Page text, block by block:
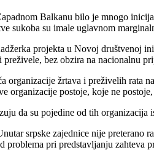
Balkanu bilo je mnogo
sukoba su imale uglavnom
projekta u Novoj društvenoj
bez obzira na nacionalnu
organizacije žrtava i preživelih rata
organizacije postoje, koje ne
da su pojedine od tih organizacija
srpske zajednice nije
problema pri predstavljanju zahteva